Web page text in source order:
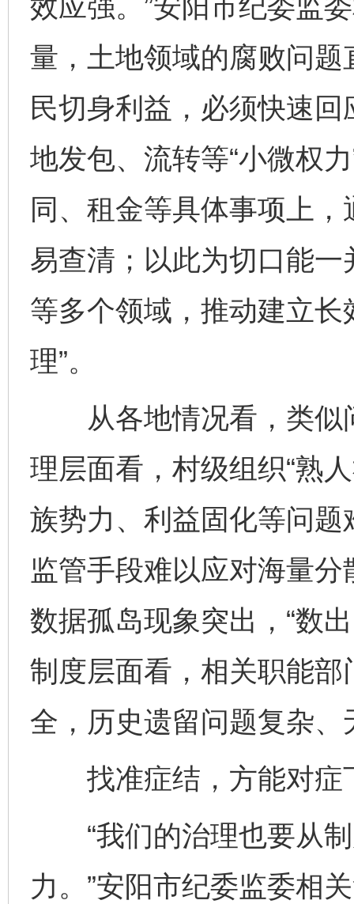
效应强。”安阳市纪委监
量，土地领域的腐败问
民切身利益，必须快速
地发包、流转等“小微权
同、租金等具体事项上
易查清；以此为切口能
等多个领域，推动建立长
理”。
从各地情况看，类似
理层面看，村级组织“熟
族势力、利益固化等问
监管手段难以应对海量
数据孤岛现象突出，“数
制度层面看，相关职能
全，历史遗留问题复杂、
找准症结，方能对症
“我们的治理也要从制
力。”安阳市纪委监委相